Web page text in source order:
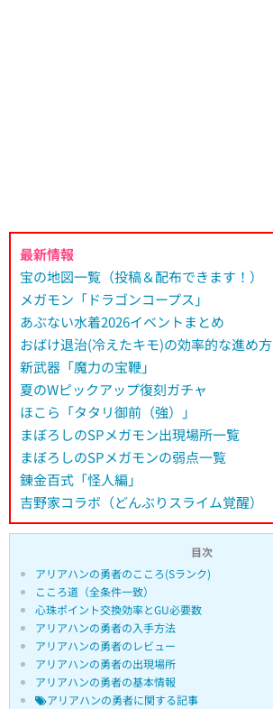
最新情報
宝の地図一覧（投稿＆配布できます！）
メガモン「ドラゴンコープス」
あぶない水着2026イベントまとめ
おばけ退治(冷えたキモ)の効率的な進め方
新武器「魔力の宝鞭」
夏のWピックアップ復刻ガチャ
ほこら「タタリ御前（強）」
まぼろしのSPメガモン出現場所一覧
まぼろしのSPメガモンの弱点一覧
錬金百式「怪人編」
吉野家コラボ（どんぶりスライム覚醒）
目次
アリアハンの勇者のこころ(Sランク)
こころ道（全条件一致）
心珠ポイント交換効率とGU必要数
アリアハンの勇者の入手方法
アリアハンの勇者のレビュー
アリアハンの勇者の出現場所
アリアハンの勇者の基本情報
アリアハンの勇者に関する記事